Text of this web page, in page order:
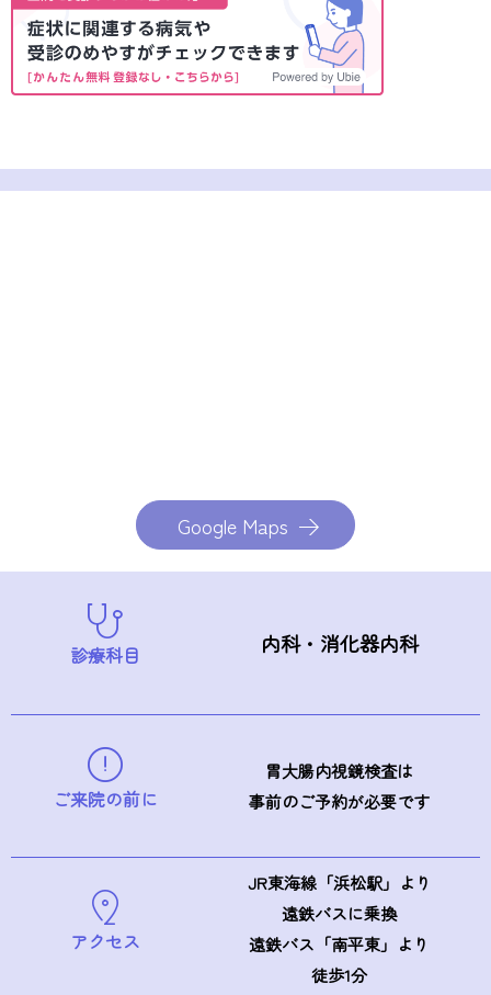
Google Maps
診療科目 内科・消化器内科
ご来院の前に
胃大腸内視鏡検査は
事前のご予約が必要です
アクセス
JR東海線「浜松駅」より
遠鉄バスに乗換
遠鉄バス「南平東」より
徒歩1分